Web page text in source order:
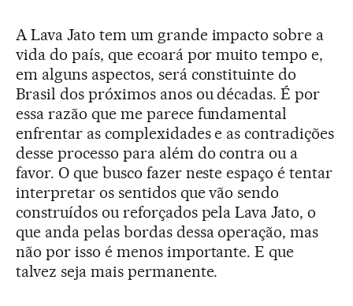
A Lava Jato tem um grande impacto sobre a
vida do país, que ecoará por muito tempo e,
em alguns aspectos, será constituinte do
Brasil dos próximos anos ou décadas. É por
essa razão que me parece fundamental
enfrentar as complexidades e as contradições
desse processo para além do contra ou a
favor. O que busco fazer neste espaço é tentar
interpretar os sentidos que vão sendo
construídos ou reforçados pela Lava Jato, o
que anda pelas bordas dessa operação, mas
não por isso é menos importante. E que
talvez seja mais permanente.